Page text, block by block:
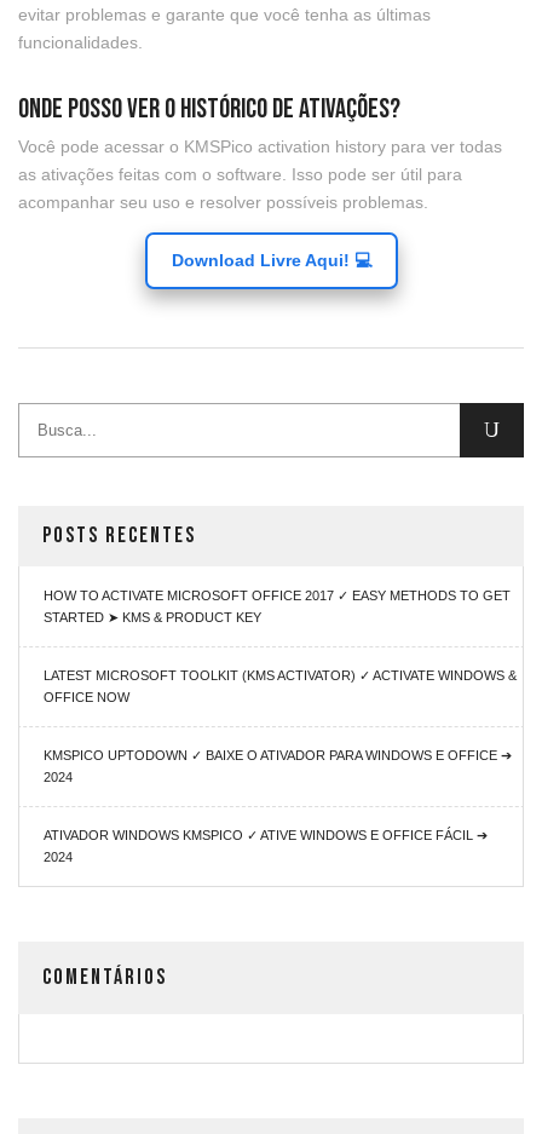
POSTS RECENTES
HOW TO ACTIVATE MICROSOFT OFFICE 2017 ✓ EASY METHODS TO GET
STARTED ➤ KMS & PRODUCT KEY
LATEST MICROSOFT TOOLKIT (KMS ACTIVATOR) ✓ ACTIVATE WINDOWS &
OFFICE NOW
KMSPICO UPTODOWN ✓ BAIXE O ATIVADOR PARA WINDOWS E OFFICE ➔
2024
ATIVADOR WINDOWS KMSPICO ✓ ATIVE WINDOWS E OFFICE FÁCIL ➔
2024
COMENTÁRIOS
evitar problemas e garante que você tenha as últimas
funcionalidades.
Onde posso ver o histórico de ativações?
Você pode acessar o KMSPico activation history para ver todas
as ativações feitas com o software. Isso pode ser útil para
acompanhar seu uso e resolver possíveis problemas.
Download Livre Aqui! 💻